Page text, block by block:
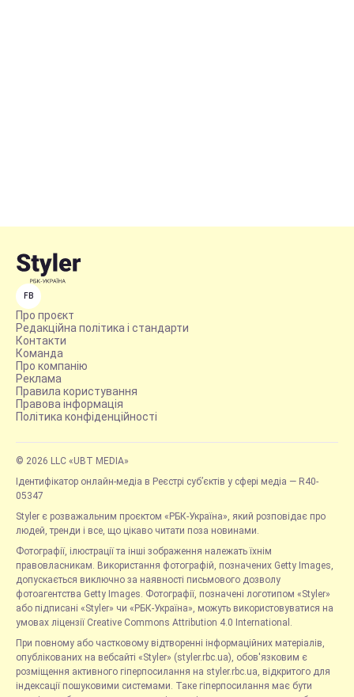
FB
Про проєкт
Редакційна політика і стандарти
Контакти
Команда
Про компанію
Реклама
Правила користування
Правова інформація
Політика конфіденційності
© 2026 LLC «UBT MEDIA»
Ідентифікатор онлайн-медіа в Реєстрі суб’єктів у сфері медіа — R40-
05347
Styler є розважальним проєктом «РБК-Україна», який розповідає про
людей, тренди і все, що цікаво читати поза новинами.
Фотографії, ілюстрації та інші зображення належать їхнім
правовласникам. Використання фотографій, позначених Getty Images,
допускається виключно за наявності письмового дозволу
фотоагентства Getty Images. Фотографії, позначені логотипом «Styler»
або підписані «Styler» чи «РБК-Україна», можуть використовуватися на
умовах ліцензії Creative Commons Attribution 4.0 International.
При повному або частковому відтворенні інформаційних матеріалів,
опублікованих на вебсайті «Styler» (styler.rbc.ua), обов'язковим є
розміщення активного гіперпосилання на styler.rbc.ua, відкритого для
індексації пошуковими системами. Таке гіперпосилання має бути